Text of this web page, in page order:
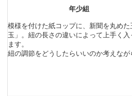
年少組
模様を付けた紙コップに、新聞を丸め
玉」。紐の長さの違いによって上手く
ます。
紐の調節をどうしたらいいのか考えなが